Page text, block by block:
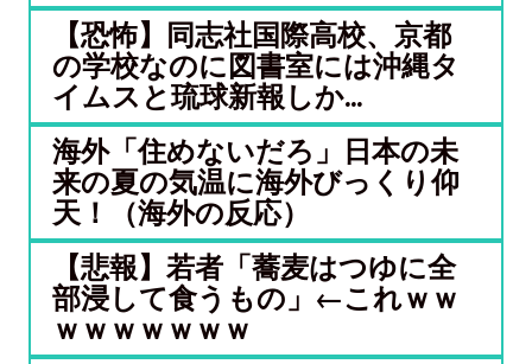
【恐怖】同志社国際高校、京都
の学校なのに図書室には沖縄タ
イムスと琉球新報しか...
海外「住めないだろ」日本の未
来の夏の気温に海外びっくり仰
天！（海外の反応）
【悲報】若者「蕎麦はつゆに全
部浸して食うもの」←これｗｗ
ｗｗｗｗｗｗｗ